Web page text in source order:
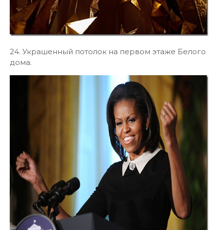
24. Украшенный потолок на первом этаже Белого
дома.